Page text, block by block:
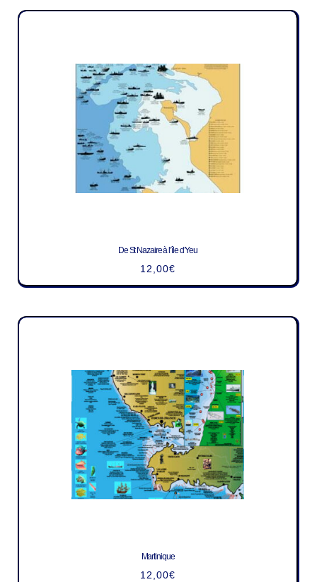
De St Nazaire à l’île d’Yeu
12,00€
Martinique
12,00€